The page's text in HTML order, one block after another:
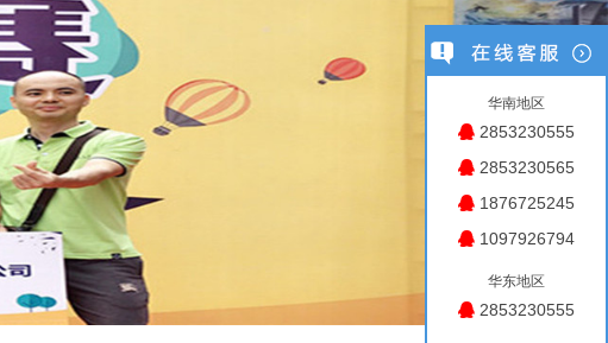
华南地区
2853230555
2853230565
1876725245
1097926794
华东地区
2853230555